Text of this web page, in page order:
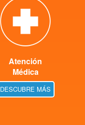
Atención
Médica
DESCUBRE MÁS